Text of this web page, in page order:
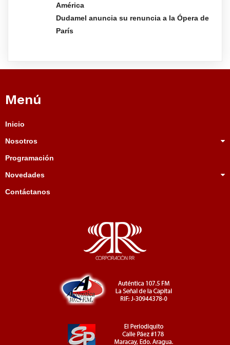
América
Dudamel anuncia su renuncia a la Ópera de
París
Menú
Inicio
Nosotros
Programación
Novedades
Contáctanos